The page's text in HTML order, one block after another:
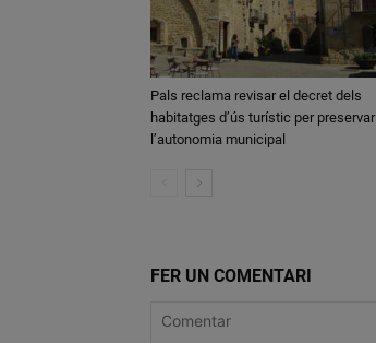
Pals reclama revisar el decret dels
habitatges d’ús turístic per preservar
l’autonomia municipal
FER UN COMENTARI